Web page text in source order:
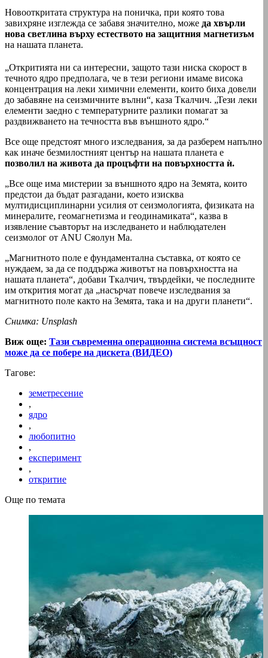
Новооткритата структура на поничка, при която това
завихряне изглежда се забавя значително, може да хвърли
нова светлина върху естеството на защитния магнетизъм
на нашата планета.
„Откритията ни са интересни, защото тази ниска скорост в
течното ядро предполага, че в тези региони имаме висока
концентрация на леки химични елементи, които биха довели
до забавяне на сеизмичните вълни“, каза Ткалчич. „Тези леки
елементи заедно с температурните разлики помагат за
раздвижването на течността във външното ядро.“
Bсе още предстоят много изследвания, за да разберем напълно
как иначе безмилостният център на нашата планета е
позволил на живота да процъфти на повърхността ѝ.
„Все още има мистерии за външното ядро на Земята, които
предстои да бъдат разгадани, което изисква
мултидисциплинарни усилия от сеизмологията, физиката на
минералите, геомагнетизма и геодинамиката“, казва в
изявление съавторът на изследването и наблюдателен
сеизмолог от ANU Сяолун Ма.
„Магнитното поле е фундаментална съставка, от която се
нуждаем, за да се поддържа животът на повърхността на
нашата планета“, добави Ткалчич, твърдейки, че последните
им открития могат да „насърчат повече изследвания за
магнитното поле както на Земята, така и на други планети“.
Снимка: Unsplash
Виж още: Тази съвременна операционна система всъщност
може да се побере на дискета (ВИДЕО)
Тагове:
земетресение
,
ядро
,
любопитно
,
експеримент
,
откритие
Още по темата